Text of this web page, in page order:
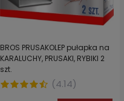
BROS PRUSAKOLEP pułapka na
KARALUCHY, PRUSAKI, RYBIKI 2
szt.
(4.14)